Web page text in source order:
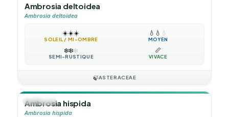
Ambrosia deltoidea
Ambrosia deltoidea
☀️☀️☀️
SOLEIL / MI-OMBRE
💧 💧 💧
MOYEN
❄️❄️❄️
SEMI-RUSTIQUE
📏
VIVACE
🍃ASTERACEAE
🪴VIVACE
Ambrosia hispida
Ambrosia hispida